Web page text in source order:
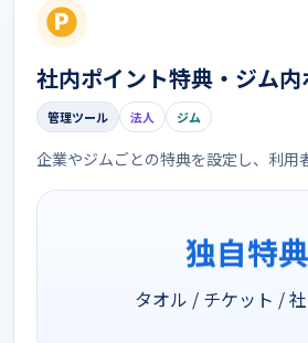
社内ポイント特典・ジム
管理ツール 法人 ジム
企業やジムごとの特典を設定し、利用
独自特典
タオル / チケット /